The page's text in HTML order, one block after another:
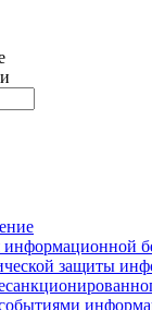
информационной
защиты